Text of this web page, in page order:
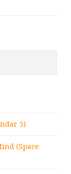
5)
(Space